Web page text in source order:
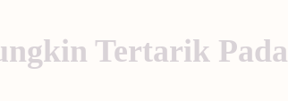
Tertarik Pada